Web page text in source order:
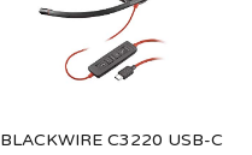
BLACKWIRE C3220 USB-C